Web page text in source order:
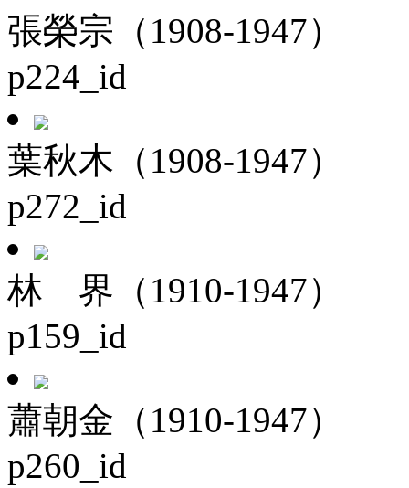
張榮宗（1908-1947）
p224_id
葉秋木（1908-1947）
p272_id
林 界（1910-1947）
p159_id
蕭朝金（1910-1947）
p260_id